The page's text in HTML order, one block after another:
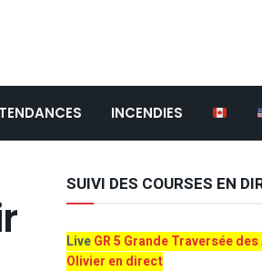
TENDANCES INCENDIES
SUIVI DES COURSES EN
LiveGR 5 Grande Traversée
Olivier en direct